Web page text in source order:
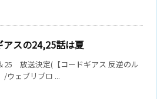
アスの24,25話は夏
25 放送決定(【コードギアス 反逆のル
/ウェブリブロ ...